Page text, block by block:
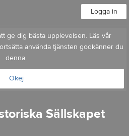
Logga in
ge dig bästa upplevelsen. Läs vår
använda tjänsten godkänner du
denna.
Okej
Sällskapet